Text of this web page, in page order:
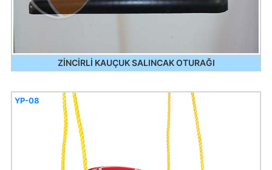
ZİNCİRLİ KAUÇUK SALINCAK OTURAĞI
YP-08